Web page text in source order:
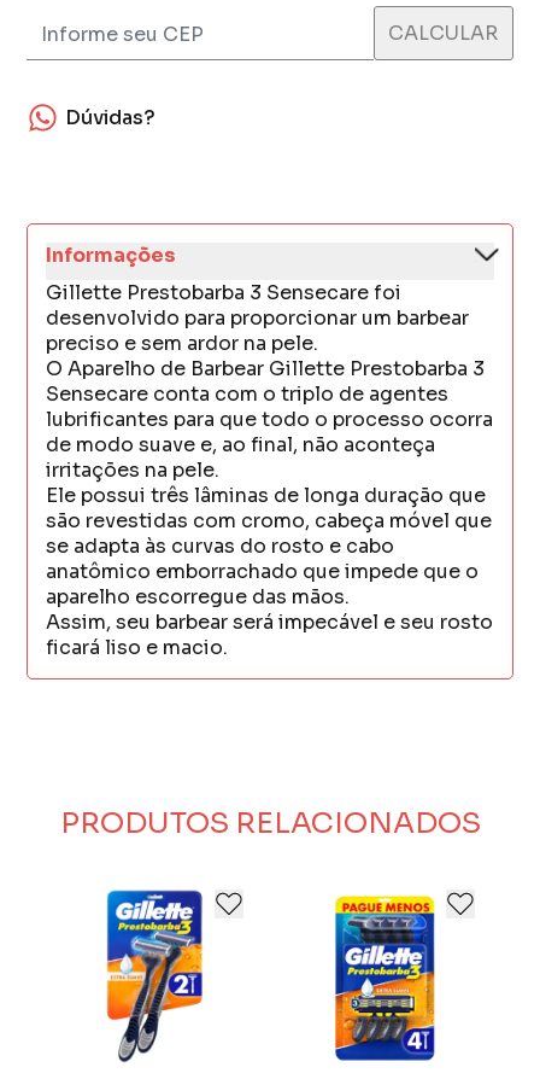
Dúvidas?
Informações
Gillette Prestobarba 3 Sensecare foi
desenvolvido para proporcionar um barbear
preciso e sem ardor na pele.
O Aparelho de Barbear Gillette Prestobarba 3
Sensecare conta com o triplo de agentes
lubrificantes para que todo o processo ocorra
de modo suave e, ao final, não aconteça
irritações na pele.
Ele possui três lâminas de longa duração que
são revestidas com cromo, cabeça móvel que
se adapta às curvas do rosto e cabo
anatômico emborrachado que impede que o
aparelho escorregue das mãos.
Assim, seu barbear será impecável e seu rosto
ficará liso e macio.
PRODUTOS RELACIONADOS